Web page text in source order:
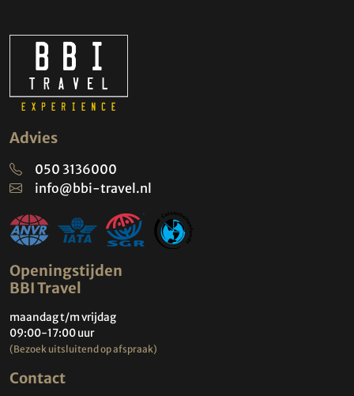
Advies
050 3136000
info@bbi-travel.nl
Openingstijden
BBI Travel
maandag t/m vrijdag
09:00-17:00 uur
(Bezoek uitsluitend op afspraak)
Contact